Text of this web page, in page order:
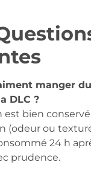
manger
DLC ?
est bien
(odeur ou
24 h
prudence.